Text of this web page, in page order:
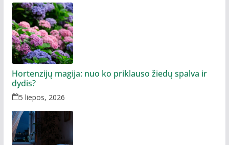
Hortenzijų magija: nuo ko priklauso žiedų spalva ir
dydis?
5 liepos, 2026